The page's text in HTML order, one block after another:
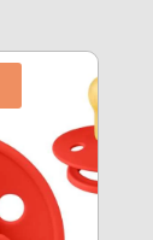
79,95 kr..
pris
er:
59,96 kr..